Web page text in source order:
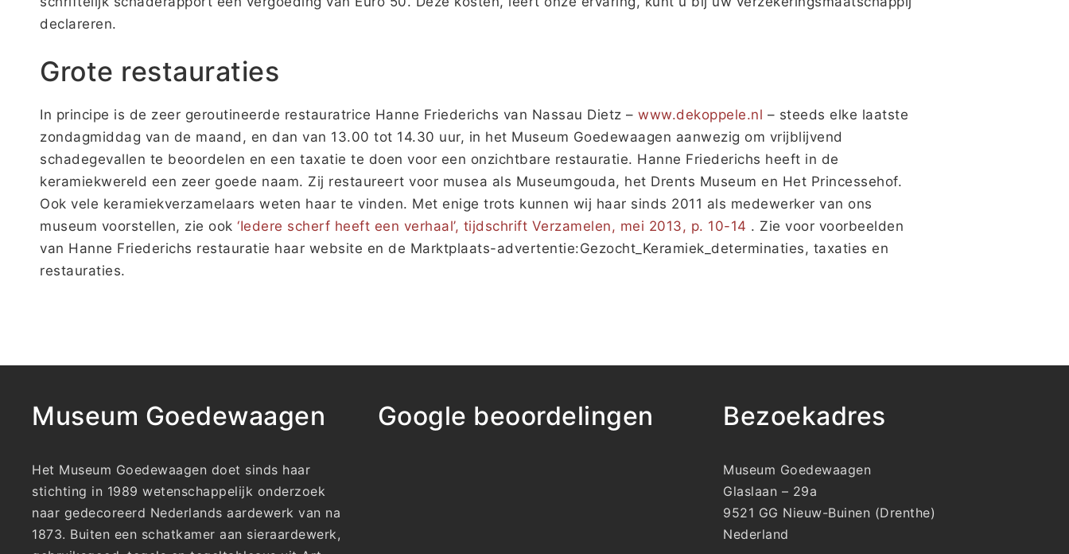
declareren.
Grote restauraties
In principe is de zeer geroutineerde restauratrice Hanne Friederichs van Nassau Dietz – www.dekoppele.nl – steeds elke laatste
zondagmiddag van de maand, en dan van 13.00 tot 14.30 uur, in het Museum Goedewaagen aanwezig om vrijblijvend
schadegevallen te beoordelen en een taxatie te doen voor een onzichtbare restauratie. Hanne Friederichs heeft in de
keramiekwereld een zeer goede naam. Zij restaureert voor musea als Museumgouda, het Drents Museum en Het Princessehof.
Ook vele keramiekverzamelaars weten haar te vinden. Met enige trots kunnen wij haar sinds 2011 als medewerker van ons
museum voorstellen, zie ook ‘Iedere scherf heeft een verhaal’, tijdschrift Verzamelen, mei 2013, p. 10-14 . Zie voor voorbeelden
van Hanne Friederichs restauratie haar website en de Marktplaats-advertentie:Gezocht_Keramiek_determinaties, taxaties en
restauraties.
Museum Goedewaagen
Het Museum Goedewaagen doet sinds haar
stichting in 1989 wetenschappelijk onderzoek
naar gedecoreerd Nederlands aardewerk van na
1873. Buiten een schatkamer aan sieraardewerk,
Google beoordelingen Bezoekadres
Museum Goedewaagen
Glaslaan – 29a
9521 GG Nieuw-Buinen (Drenthe)
Nederland